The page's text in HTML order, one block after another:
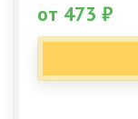
от 473 ₽